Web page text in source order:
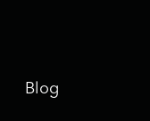
Blog